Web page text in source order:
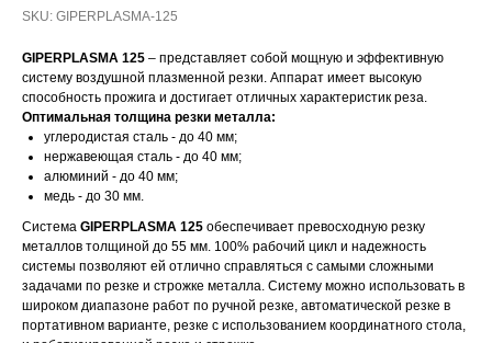
SKU: GIPERPLASMA-125
GIPERPLASMA 125 – представляет собой мощную и эффективную
систему воздушной плазменной резки. Аппарат имеет высокую
способность прожига и достигает отличных характеристик реза.
Оптимальная толщина резки металла:
углеродистая сталь - до 40 мм;
нержавеющая сталь - до 40 мм;
алюминий - до 40 мм;
медь - до 30 мм.
Система GIPERPLASMA 125 обеспечивает превосходную резку
металлов толщиной до 55 мм. 100% рабочий цикл и надежность
системы позволяют ей отлично справляться с самыми сложными
задачами по резке и строжке металла. Систему можно использовать в
широком диапазоне работ по ручной резке, автоматической резке в
портативном варианте, резке с использованием координатного стола,